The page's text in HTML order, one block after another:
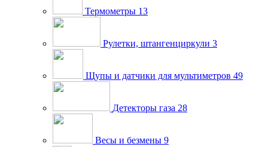
Термометры 13
Рулетки, штангенциркули 3
Щупы и датчики для мультиметров 49
Детекторы газа 28
Весы и безмены 9